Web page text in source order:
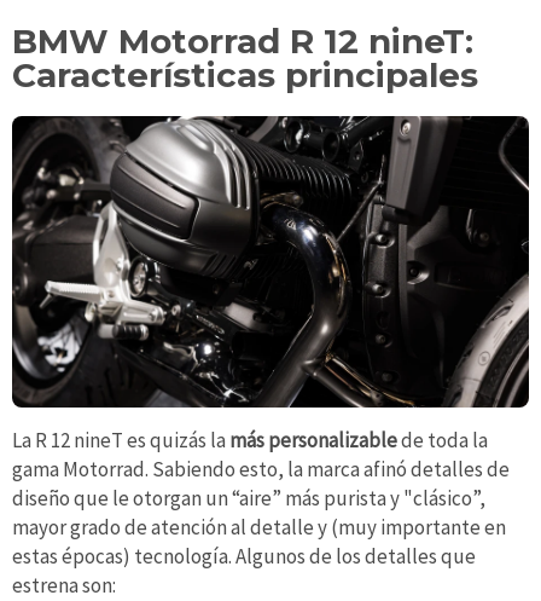
BMW Motorrad R 12 nineT:
Características principales
La R 12 nineT es quizás la más personalizablede toda la
gama Motorrad. Sabiendo esto, la marca afinó detalles de
diseño que le otorgan un “aire” más purista y "clásico”,
mayor grado de atención al detalle y (muy importante en
estas épocas) tecnología. Algunos de los detalles que
estrena son: